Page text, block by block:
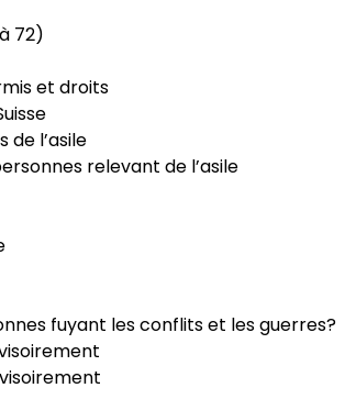
72)
et droits
l’asile
relevant de l’asile
fuyant les conflits et les guerres?